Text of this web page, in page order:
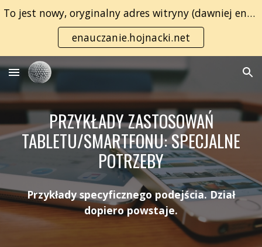
Skip to main content Skip to navigation
To jest nowy, oryginalny adres witryny (dawniej enauczanie.com):
enauczanie.hojnacki.net
PRZYKŁADY ZASTOSOWAŃ
TABLETU/SMARTFONU: SPECJALNE
POTRZEBY
Przykłady specyficznego podejścia. Dział
dopiero powstaje.